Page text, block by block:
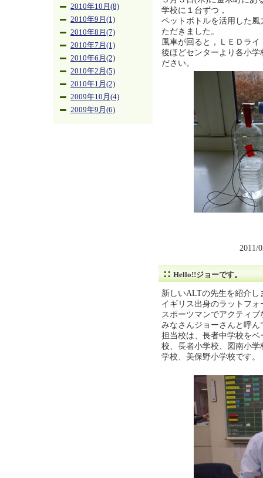
2010年10月(8)
2010年9月(1)
2010年8月(7)
2010年7月(1)
2010年6月(2)
2010年2月(5)
2010年1月(2)
2009年10月(4)
2009年9月(6)
学校に１台ずつ，
ペットボトルを活用した
ただきました。
風車が回ると，ＬＥＤラ
後ほどセンターより各小
ださい。
2011/
Hello!!ジョーです。
新しいALTの先生を紹介し
イギリス出身のラットフ
スポーツマンでアクティブ
みなさんジョーさんと呼ん
担当校は、長者中学校を
校、長者小学校、図南小
学校、美保野小学校です。